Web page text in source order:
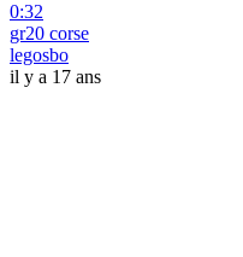
0:32
gr20 corse
legosbo
il y a 17 ans